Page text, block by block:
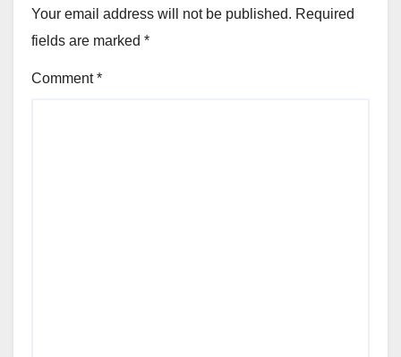
Your email address will not be published. Required
fields are marked *
Comment*